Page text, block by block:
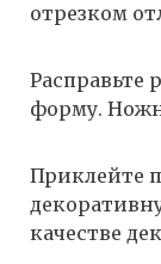
отрезком
Расправьте
форму.
Приклейте
качестве